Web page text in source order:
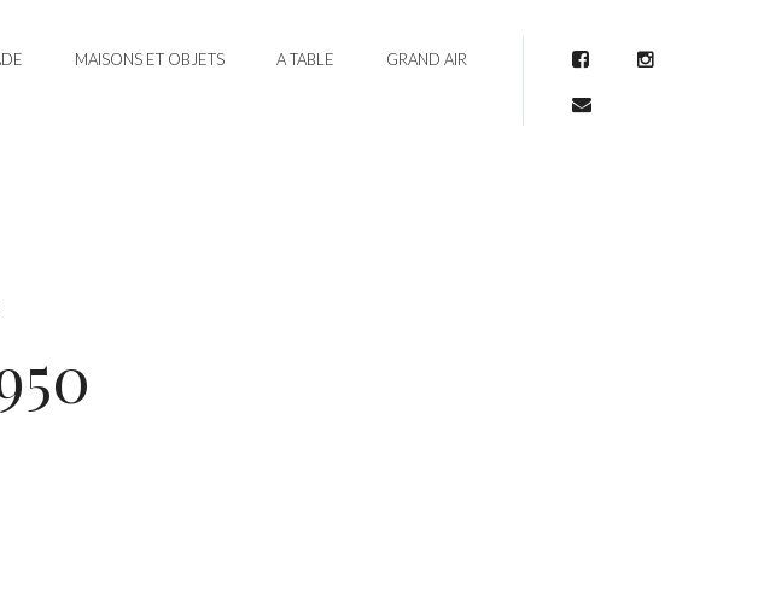
MAISONS ET OBJETS A TABLE GRAND AIR FacebookInstagram
Mail